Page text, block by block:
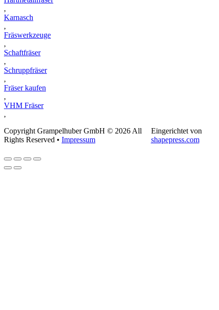
,
Karnasch
,
Fräswerkzeuge
,
Schaftfräser
,
Schruppfräser
,
Fräser kaufen
,
VHM Fräser
,
Copyright Grampelhuber GmbH © 2026 All
Rights Reserved • Impressum
Eingerichtet von
shapepress.com